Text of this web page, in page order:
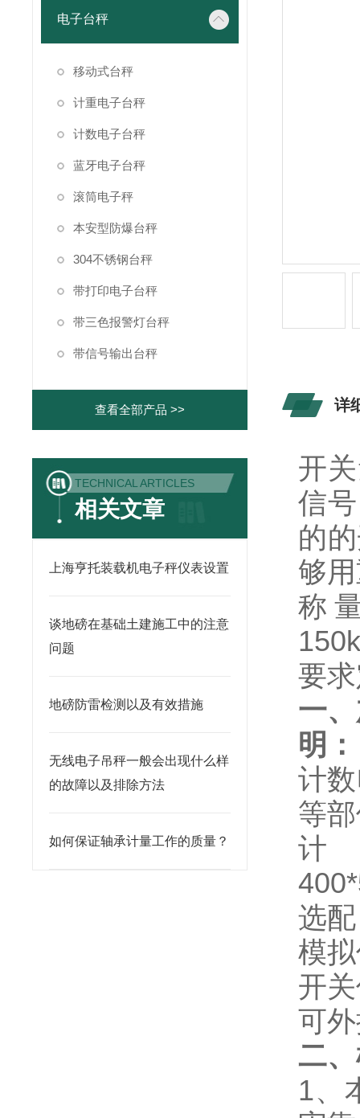
电子台秤
移动式台秤
计重电子台秤
计数电子台秤
蓝牙电子台秤
滚筒电子秤
本安型防爆台秤
304不锈钢台秤
带打印电子台秤
带三色报警灯台秤
带信号输出台秤
查看全部产品 >>
TECHNICAL ARTICLES
相关文章
上海亨托装载机电子秤仪表设置
谈地磅在基础土建施工中的注意
问题
地磅防雷检测以及有效措施
无线电子吊秤一般会出现什么样
的故障以及排除方法
如何保证轴承计量工作的质量？
详
开
信
的
够
称
要
一、
明：
计
等
选
模
开
可
二
1、